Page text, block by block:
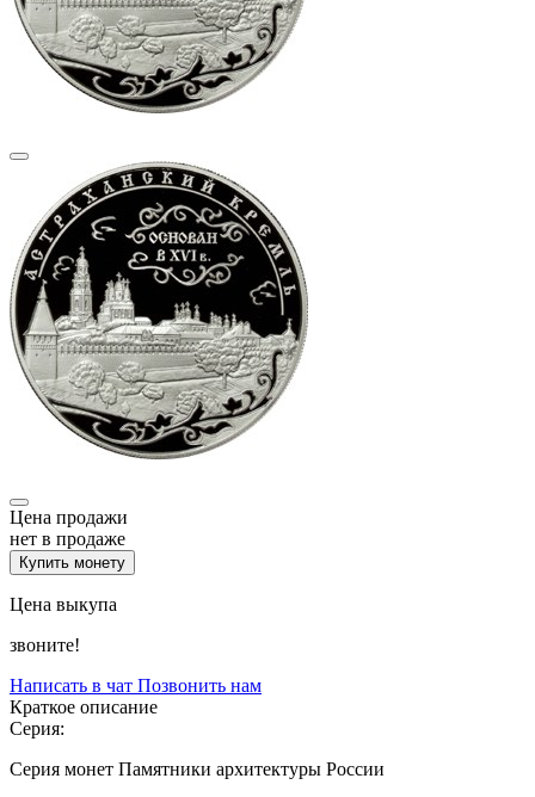
Цена продажи
нет в продаже
Купить монету
Цена выкупа
звоните!
Написать в чат Позвонить нам
Краткое описание
Серия:
Серия монет Памятники архитектуры России